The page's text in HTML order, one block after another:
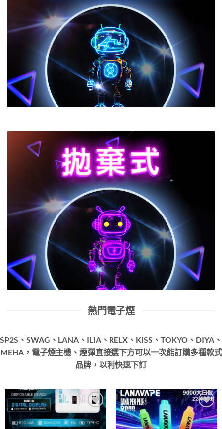
熱門電子煙
SP2S、SWAG、LANA、ILIA、RELX、KISS、TOKYO、DIYA、
MEHA，電子煙主機、煙彈直接選下方可以一次能訂購多種款式
品牌，以利快速下訂
Add to
wishlist
Add to
wishlist